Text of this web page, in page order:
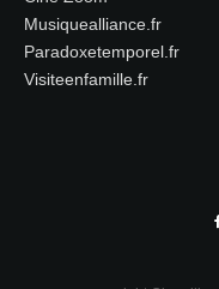
Musiquealliance.fr
Paradoxetemporel.fr
Visiteenfamille.fr